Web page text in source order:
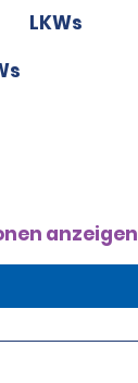
LKWs
anzeigen